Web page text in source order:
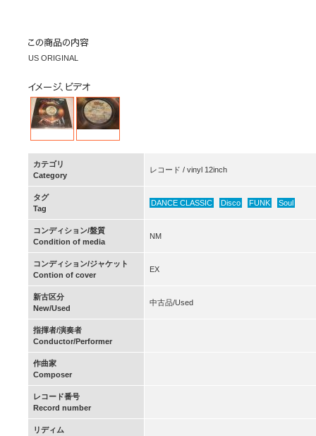
US ORIGINAL
カテゴリ
Category
レコード / vinyl 12inch
タグ
Tag
DANCE CLASSIC Disco FUNK Soul
コンディション/盤質
Condition of media
NM
コンディション/ジャケット
Contion of cover
EX
新古区分
New/Used
中古品/Used
指揮者/演奏者
Conductor/Performer
作曲家
Composer
レコード番号
Record number
リディム